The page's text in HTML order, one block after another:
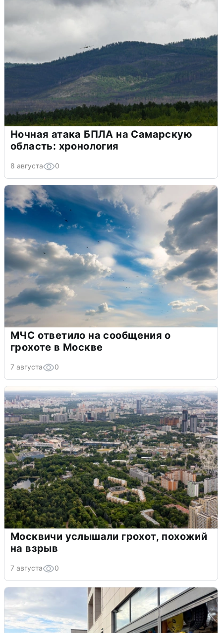
Ночная атака БПЛА на Самарскую
область: хронология
8 августа 0
МЧС ответило на сообщения о
грохоте в Москве
7 августа 0
Москвичи услышали грохот, похожий
на взрыв
7 августа 0